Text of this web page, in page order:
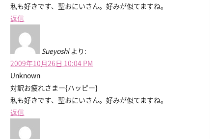
私も好きです、聖おにいさん。好みが似てますね。
返信
Sueyoshi より:
2009年10月26日 10:04 PM
Unknown
対訳お疲れさまー{ハッピー}
私も好きです、聖おにいさん。好みが似てますね。
返信